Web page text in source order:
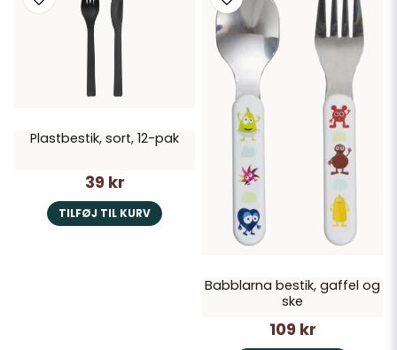
Plastbestik, sort, 12-pak
39 kr
TILFØJ TIL KURV
Babblarna bestik, gaffel og
ske
109 kr